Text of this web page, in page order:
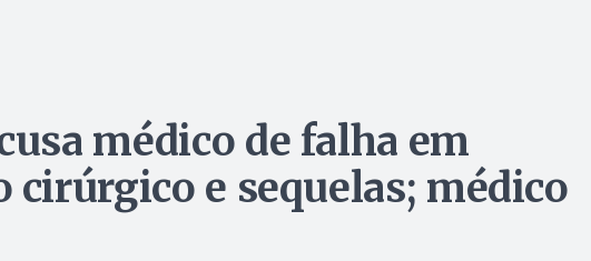
médico de falha em
cirúrgico e sequelas; médico